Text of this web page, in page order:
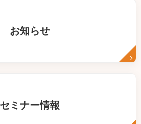
お知らせ
セミナー情報